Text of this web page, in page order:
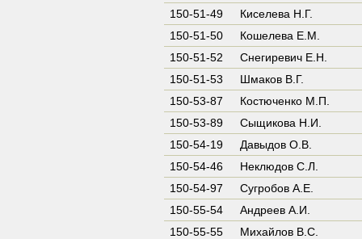
150-51-49
Киселева Н.Г.
150-51-50
Кошелева Е.М.
150-51-52
Снегиревич Е.Н.
150-51-53
Шмаков В.Г.
150-53-87
Костюченко М.П.
150-53-89
Сыщикова Н.И.
150-54-19
Давыдов О.В.
150-54-46
Неклюдов С.Л.
150-54-97
Сугробов А.Е.
150-55-54
Андреев А.И.
150-55-55
Михайлов В.С.